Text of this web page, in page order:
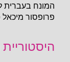
המונח בעברית
פרופסור מיכאל
היסטוריית